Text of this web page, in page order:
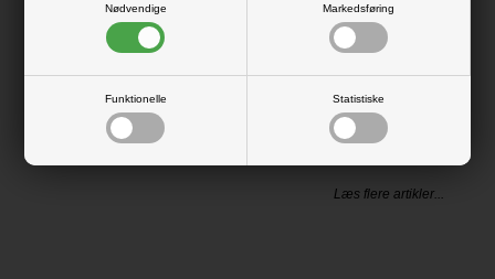
Nødvendige Markedsføring
Funktionelle Statistiske
skruer eller brads.
Måler ca. 18 x 60 mm.
LÆS OG BLIV INSPIRERET
Læs flere artikler...